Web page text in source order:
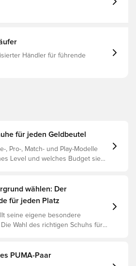
Händler für führende
für jeden Geldbeutel
, Pro-, Match- und Play-Modelle
Level und welches Budget sie
wählen: Der
für jeden Platz
seine eigene besondere
Wahl des richtigen Schuhs für
Lies weiter, um
PUMA-Paar